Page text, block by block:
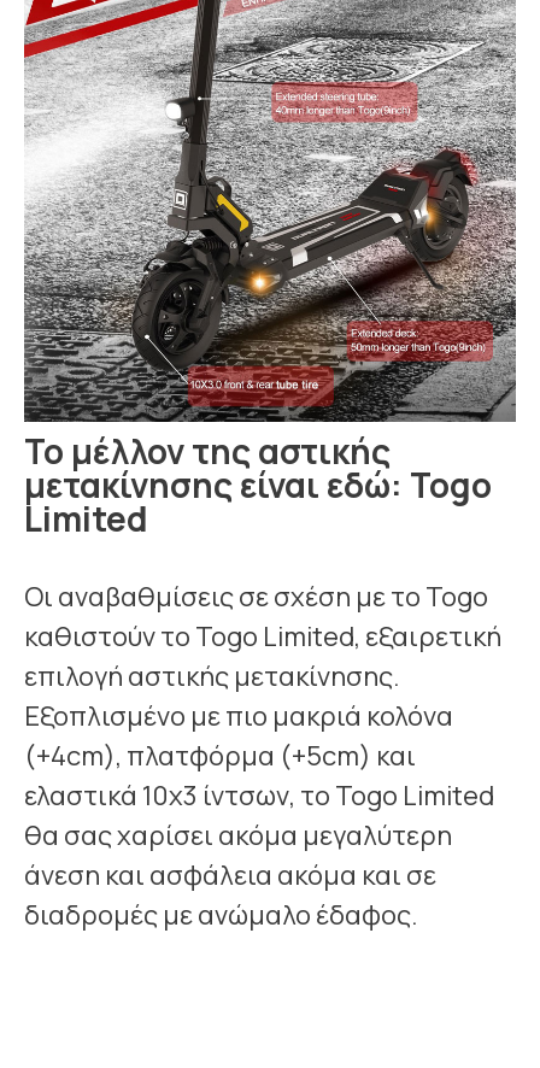
Το μέλλον της αστικής
μετακίνησης είναι εδώ: Togo
Limited
Οι αναβαθμίσεις σε σχέση με το Togo
καθιστούν το Togo Limited, εξαιρετική
επιλογή αστικής μετακίνησης.
Εξοπλισμένο με πιο μακριά κολόνα
(+4cm), πλατφόρμα (+5cm) και
ελαστικά 10x3 ίντσων, το Togo Limited
θα σας χαρίσει ακόμα μεγαλύτερη
άνεση και ασφάλεια ακόμα και σε
διαδρομές με ανώμαλο έδαφος.